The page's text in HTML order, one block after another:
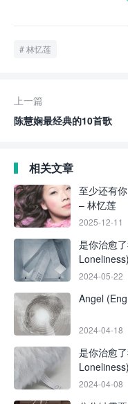
林忆莲
上一篇
陈慧娴最经典的10首歌
相关文章
至少还有
– 林忆莲
2025-12-11
是你治愈
2024-05-22
Angel
2024-04-18
是你治愈
2024-04-08